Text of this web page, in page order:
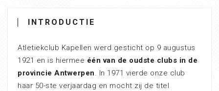
INTRODUCTIE
Atletiekclub Kapellen werd gesticht op 9 augustus
1921 en is hiermee één van de oudste clubs in de
provincie Antwerpen. In 1971 vierde onze club
haar 50-ste verjaardag en mocht zij de titel